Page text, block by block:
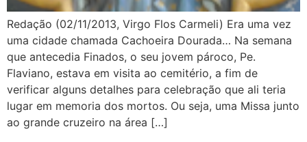
Redação (02/11/2013, Virgo Flos Carmeli) Era uma vez
uma cidade chamada Cachoeira Dourada… Na semana
que antecedia Finados, o seu jovem pároco, Pe.
Flaviano, estava em visita ao cemitério, a fim de
verificar alguns detalhes para celebração que ali teria
lugar em memoria dos mortos. Ou seja, uma Missa junto
ao grande cruzeiro na área […]